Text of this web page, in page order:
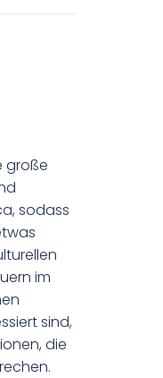
große
sodass
im
sind,
die